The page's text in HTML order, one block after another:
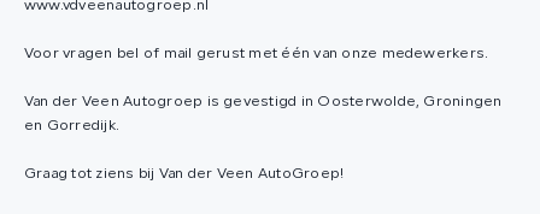
www.vdveenautogroep.nl
Voor vragen bel of mail gerust met één van onze medewerkers.
Van der Veen Autogroep is gevestigd in Oosterwolde, Groningen
en Gorredijk.
Graag tot ziens bij Van der Veen AutoGroep!